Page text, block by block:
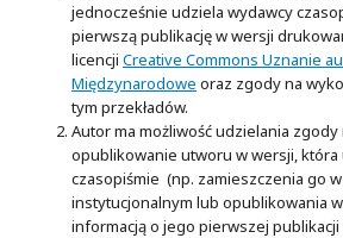
jednocześnie udziela wydawcy
pierwszą publikację w wersji
licencji Creative Commons Uznanie
Międzynarodowe oraz zgody na
tym przekładów.
Autor ma możliwość udzielania zgody
opublikowanie utworu w wersji, która
czasopiśmie (np. zamieszczenia go
instytucjonalnym lub opublikowania
informacją o jego pierwszej publikacji